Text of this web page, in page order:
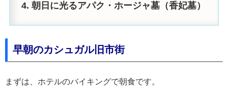
朝日に光るアパク・ホージャ墓（香妃墓）
早朝のカシュガル旧市街
まずは、ホテルのバイキングで朝食です。